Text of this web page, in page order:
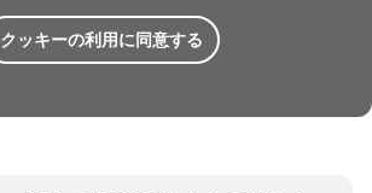
クッキーの利用に同意する